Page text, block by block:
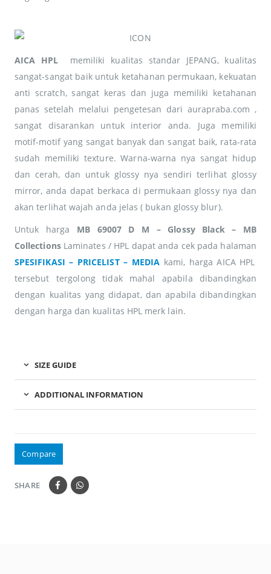
AICA HPL memiliki kualitas standar JEPANG, kualitas
sangat-sangat baik untuk ketahanan permukaan, kekuatan
anti scratch, sangat keras dan juga memiliki ketahanan
panas setelah melalui pengetesan dari aurapraba.com ,
sangat disarankan untuk interior anda. Juga memiliki
motif-motif yang sangat banyak dan sangat baik, rata-rata
sudah memiliki texture. Warna-warna nya sangat hidup
dan cerah, dan untuk glossy nya sendiri terlihat glossy
mirror, anda dapat berkaca di permukaan glossy nya dan
akan terlihat wajah anda jelas ( bukan glossy blur).
Untuk harga MB 69007 D M – Glossy Black – MB
CollectionsLaminates / HPL dapat anda cek pada halaman
SPESIFIKASI – PRICELIST – MEDIA kami, harga AICA HPL
tersebut tergolong tidak mahal apabila dibandingkan
dengan kualitas yang didapat, dan apabila dibandingkan
dengan harga dan kualitas HPL merk lain.
SIZE GUIDE
ADDITIONAL INFORMATION
Compare
SHARE